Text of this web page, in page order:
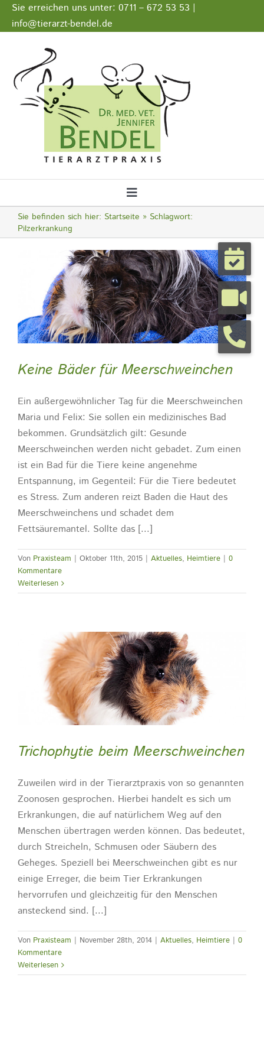
Zum
Inhalt
Sie erreichen uns unter: 0711 – 672 53 53 |
info@tierarzt-bendel.de
Stellenangebote
Impressum
Datenschutz
Toggle
Navigation
Startseite
Tierarztpraxis
Tierhalterinfos
Termine
Sie befinden sich hier: Startseite
Schlagwort:
Pilzerkrankung
Keine Bäder für Meerschweinchen
Ein außergewöhnlicher Tag für die Meerschweinchen
Maria und Felix: Sie sollen ein medizinisches Bad
bekommen. Grundsätzlich gilt: Gesunde
Meerschweinchen werden nicht gebadet. Zum einen
ist ein Bad für die Tiere keine angenehme
Entspannung, im Gegenteil: Für die Tiere bedeutet
es Stress. Zum anderen reizt Baden die Haut des
Meerschweinchens und schadet dem
Fettsäuremantel. Sollte das [...]
Von Praxisteam | Oktober 11th, 2015 | Aktuelles, Heimtiere | 0
Kommentare
Weiterlesen
Trichophytie beim Meerschweinchen
Zuweilen wird in der Tierarztpraxis von so genannten
Zoonosen gesprochen. Hierbei handelt es sich um
Erkrankungen, die auf natürlichem Weg auf den
Menschen übertragen werden können. Das bedeutet,
durch Streicheln, Schmusen oder Säubern des
Geheges. Speziell bei Meerschweinchen gibt es nur
einige Erreger, die beim Tier Erkrankungen
hervorrufen und gleichzeitig für den Menschen
ansteckend sind. [...]
Von Praxisteam | November 28th, 2014 | Aktuelles, Heimtiere | 0
Kommentare
Weiterlesen